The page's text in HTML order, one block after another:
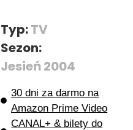
Typ:TV
Sezon:
Jesień 2004
30 dni za darmo na
Amazon Prime Video
CANAL+ & bilety do